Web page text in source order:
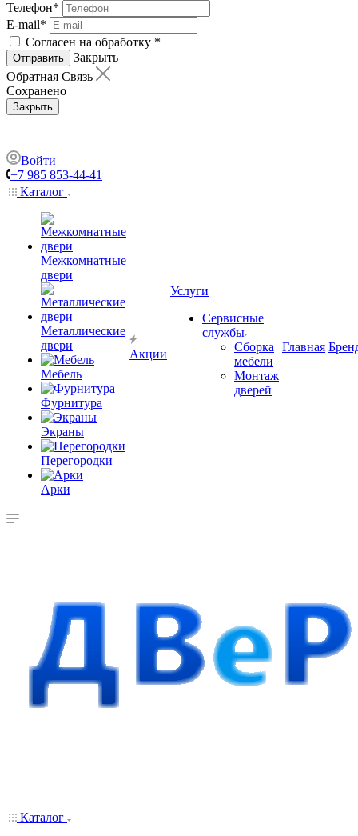
Телефон*
E-mail*
Согласен на обработку *
Отправить
Закрыть
Обратная Связь
Сохранено
Закрыть
Войти
+7 985 853-44-41
Каталог
Межкомнатные
двери
Металлические
двери
Мебель
Фурнитура
Экраны
Перегородки
Арки
Акции
Услуги
Сервисные
службы
Сборка
мебели
Монтаж
дверей
Главная
Каталог